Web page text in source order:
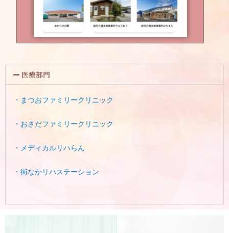
医療部門
・まつおファミリークリニック
・おさだファミリークリニック
・メディカルリハらん
・街なかリハステーション